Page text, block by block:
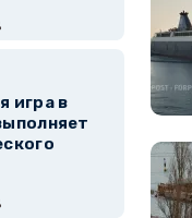
игра в